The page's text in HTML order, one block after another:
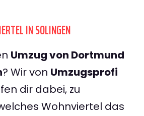
IN SOLINGEN
Umzug von Dortmund
? Wir von Umzugsprofi
dir dabei, zu
Wohnviertel das